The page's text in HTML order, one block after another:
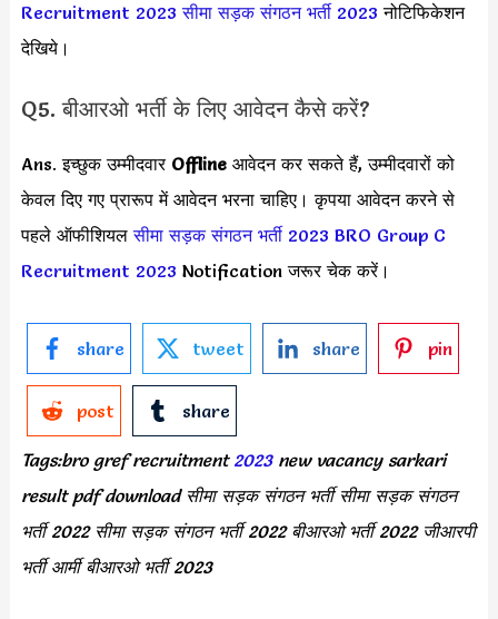
Recruitment 2023 सीमा सड़क संगठन भर्ती 2023 नोटिफिकेशन
देखिये।
Q5. बीआरओ भर्ती के लिए आवेदन कैसे करें?
Ans. इच्छुक उम्मीदवार Offline आवेदन कर सकते हैं, उम्मीदवारों को
केवल दिए गए प्रारूप में आवेदन भरना चाहिए। कृपया आवेदन करने से
पहले ऑफीशियलसीमा सड़क संगठन भर्ती 2023 BRO Group C
Recruitment 2023 Notification जरूर चेक करें।
share tweet share pin
post share
Tags:bro gref recruitment 2023new vacancy sarkari
result pdf download सीमा सड़क संगठन भर्ती सीमा सड़क संगठन
भर्ती2022सीमा सड़क संगठन भर्ती2022बीआरओ भर्ती2022जीआरपी
भर्ती आर्मी बीआरओ भर्ती2023